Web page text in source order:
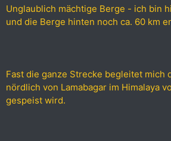
Unglaublich mächtige Berge - ich bin
und die Berge hinten noch ca. 60 km
Fast die ganze Strecke begleitet mich
nördlich von Lamabagar im Himalaya
gespeist wird.